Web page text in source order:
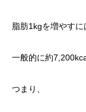
脂肪1kgを増やすに
一般的に約
つまり、